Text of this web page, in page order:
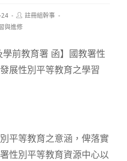
Post
author:
註冊組幹事
與進修
學前教育署 函】國教署性
展性別平等教育之學習
平等教育之意涵，俾落實
性別平等教育資源中心以